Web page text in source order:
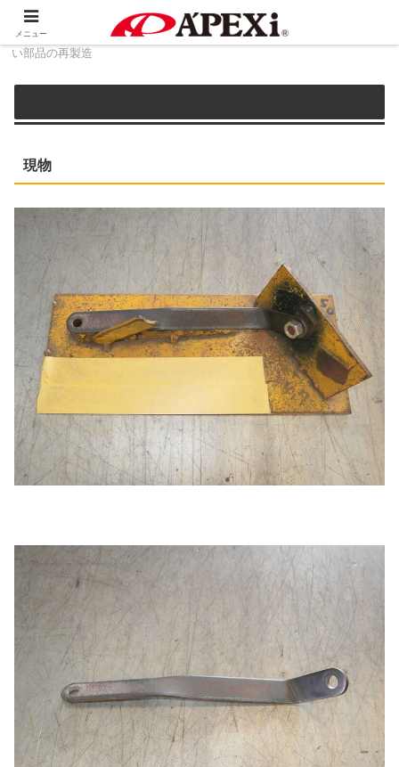
ホーム 3D技術サービス
3Dデータ活用例：図面のな
い部品の再製造
現物
メニュー